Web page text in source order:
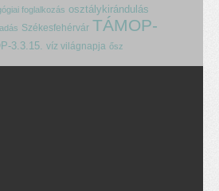
foglalkozás osztálykirándulás
Székesfehérvár TÁMOP-
3.3.15. víz világnapja ősz